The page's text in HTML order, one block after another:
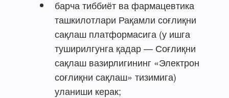
барча тиббиёт ва фармацевтика
ташкилотлари Рақамли соғлиқни
сақлаш платформасига (у ишга
туширилгунга қадар — Соғлиқни
сақлаш вазирлигининг «Электрон
соғлиқни сақлаш» тизимига)
уланиши керак;